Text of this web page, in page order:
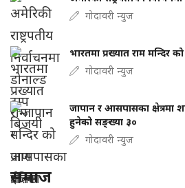
गोदावरी न्युज
भारतमा प्रख्यात राम मन्दिर को
गोदावरी न्युज
जापान र आसपासका क्षेत्रमा
हुनेको सङ्ख्या ३०
गोदावरी न्युज
समाज